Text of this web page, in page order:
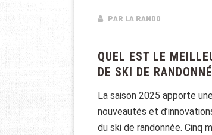
PAR LA RANDO
QUEL EST LE
DE SKI DE
La saison 2025 apporte
nouveautés et
du ski de randonnée. Cinq